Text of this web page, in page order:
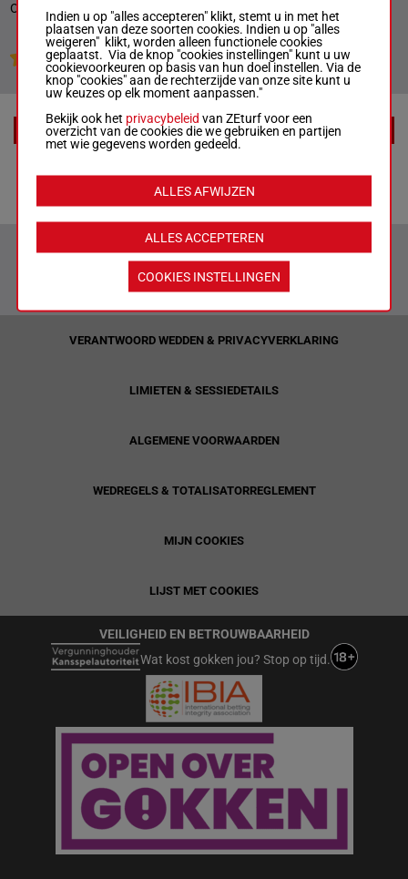
Officiële uitslag : 13 - 3 - 14 - 11 - 2 - 5 - 1
Jouw favoriete paarden
EXTRA
VERANTWOORD WEDDEN & PRIVACYVERKLARING
LIMIETEN & SESSIEDETAILS
ALGEMENE VOORWAARDEN
WEDREGELS & TOTALISATORREGLEMENT
MIJN COOKIES
LIJST MET COOKIES
VEILIGHEID EN BETROUWBAARHEID
Wat kost gokken jou? Stop op tijd.
Indien u op "alles accepteren" klikt, stemt u in met het
plaatsen van deze soorten cookies. Indien u op "alles
weigeren" klikt, worden alleen functionele cookies
geplaatst. Via de knop "cookies instellingen" kunt u uw
cookievoorkeuren op basis van hun doel instellen. Via de
knop "cookies" aan de rechterzijde van onze site kunt u
uw keuzes op elk moment aanpassen."
Bekijk ook het privacybeleid van ZEturf voor een
overzicht van de cookies die we gebruiken en partijen
met wie gegevens worden gedeeld.
ALLES ACCEPTEREN
ALLES AFWIJZEN
COOKIES INSTELLINGEN